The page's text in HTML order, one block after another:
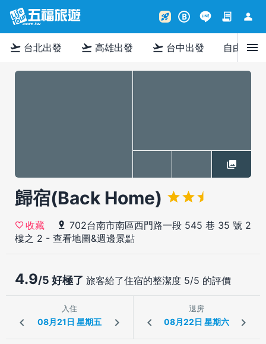
rocket_launch B contract person
flight_takeoff 台北出發 flight_takeoff 高雄出發 flight_takeoff 台中出發 自由行menu
歸宿(Back Home)
收藏
702台南市南區西門路一段 545 巷 35 號 2
樓之 2 - 查看地圖&週邊景點
4.9/5 好極了 旅客給了住宿的整潔度 5/5 的評價
入住 退房